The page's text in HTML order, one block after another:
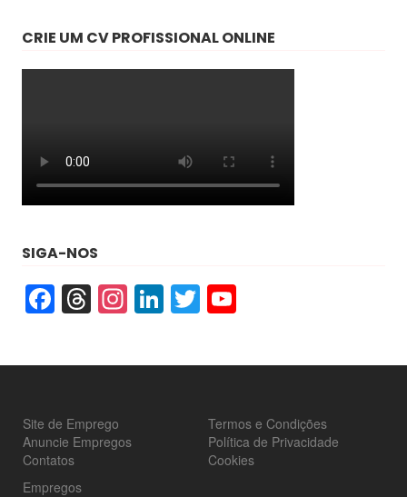
CRIE UM CV PROFISSIONAL ONLINE
SIGA-NOS
Facebook
Threads
Instagram
LinkedIn
Twitter
Site de Emprego
Anuncie Empregos
Contatos
Termos e Condições
Política de Privacidade
Cookies
Empregos